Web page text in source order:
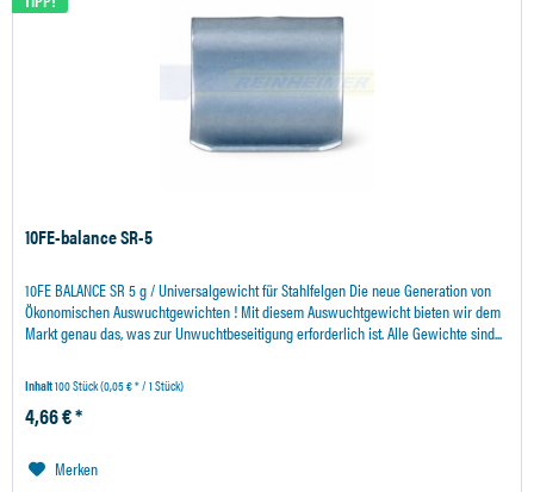
10FE-balance SR-5
10FE BALANCE SR 5 g / Universalgewicht für Stahlfelgen Die neue Generation von
Ökonomischen Auswuchtgewichten ! Mit diesem Auswuchtgewicht bieten wir dem
Markt genau das, was zur Unwuchtbeseitigung erforderlich ist. Alle Gewichte sind...
Inhalt100 Stück(0,05 € * / 1 Stück)
4,66 € *
Merken